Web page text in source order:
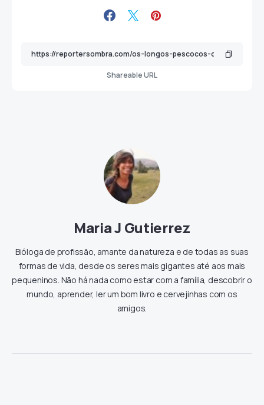
Shareable URL
Maria J Gutierrez
Bióloga de profissão, amante da natureza e de todas as suas
formas de vida, desde os seres mais gigantes até aos mais
pequeninos. Não há nada como estar com a família, descobrir o
mundo, aprender, ler um bom livro e cervejinhas com os
amigos.